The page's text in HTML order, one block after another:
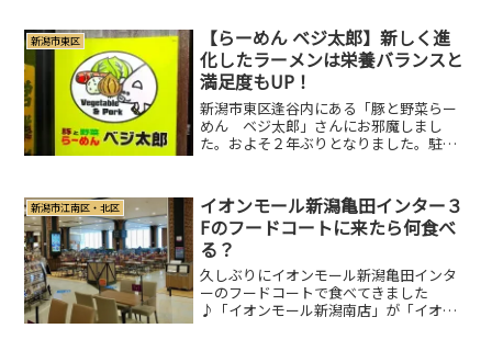
新潟市東区
【らーめん ベジ太郎】新しく進
化したラーメンは栄養バランスと
満足度もUP！
新潟市東区逢谷内にある「豚と野菜らー
めん ベジ太郎」さんにお邪魔しまし
た。およそ２年ぶりとなりました。駐車
を付けください。6/2から「ベジ太郎」の
ラーメンが新しく進化し...
新潟市江南区・北区
イオンモール新潟亀田インター３
Fのフードコートに来たら何食べ
る？
久しぶりにイオンモール新潟亀田インタ
ーのフードコートで食べてきました
♪「イオンモール新潟南店」が「イオン